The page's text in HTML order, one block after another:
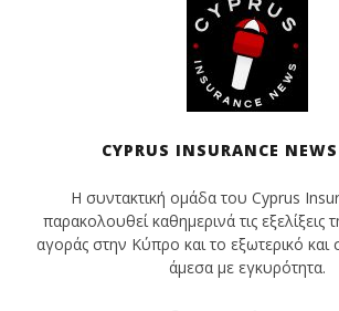
CYPRUS INSURANCE
Η συντακτική ομάδα του Cyprus
παρακολουθεί καθημερινά τις εξελίξεις
αγοράς στην Κύπρο και το εξωτερικό και
άμεσα με εγκυρότητα.